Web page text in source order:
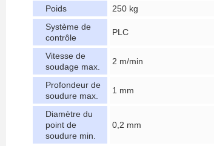
Poids
250 kg
Système de
contrôle
PLC
Vitesse de
soudage max.
2 m/min
Profondeur de
soudure max.
1 mm
Diamètre du
point de
soudure min.
0,2 mm